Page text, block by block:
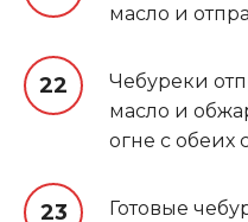
масло и
Чебуреки
масло и
огне с обеих
Готовые